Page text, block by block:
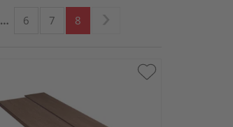
… 6 7 8